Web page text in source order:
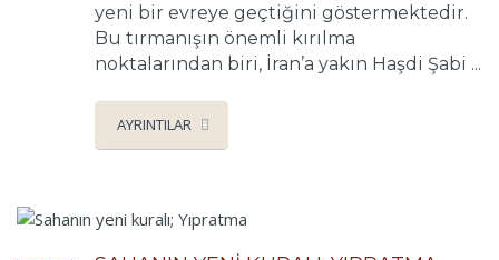
yeni bir evreye geçtiğini göstermektedir.
Bu tırmanışın önemli kırılma
noktalarından biri, İran’a yakın Haşdi Şabi ...
AYRINTILAR